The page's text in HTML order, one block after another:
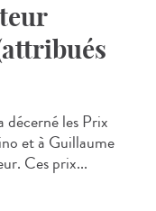
décerné les Prix
et à Guillaume
Ces prix...